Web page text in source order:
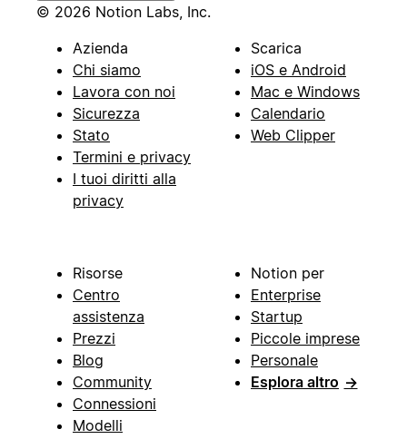
© 2026 Notion Labs, Inc.
Azienda
Chi siamo
Lavora con noi
Sicurezza
Stato
Termini e privacy
I tuoi diritti alla
privacy
Scarica
iOS e Android
Mac e Windows
Calendario
Web Clipper
Risorse
Centro
assistenza
Prezzi
Blog
Community
Connessioni
Modelli
Notion per
Enterprise
Startup
Piccole imprese
Personale
Esplora altro →